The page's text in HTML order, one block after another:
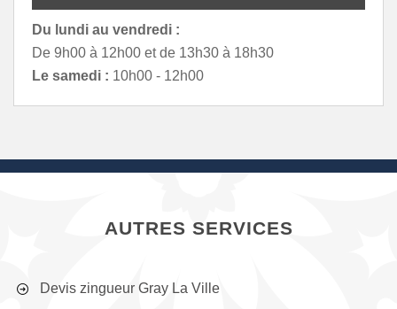
Du lundi au vendredi :
De 9h00 à 12h00 et de 13h30 à 18h30
Le samedi : 10h00 - 12h00
AUTRES SERVICES
Devis zingueur Gray La Ville